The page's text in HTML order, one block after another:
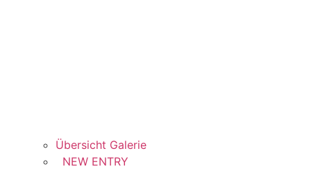
Übersicht Galerie
NEW ENTRY